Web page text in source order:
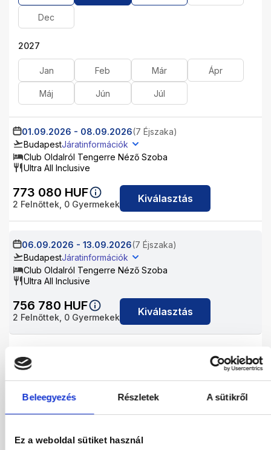
Beleegyezés Részletek A sütikről
Ez a weboldal sütiket használ
Dec
2027
Jan Feb Már Ápr
Máj Jún Júl
01.09.2026 - 08.09.2026(7 Éjszaka)
BudapestJáratinformációk
Club Oldalról Tengerre Néző Szoba
Ultra All Inclusive
773 080 HUF
2 Felnőttek, 0 Gyermekek Kiválasztás
06.09.2026 - 13.09.2026(7 Éjszaka)
BudapestJáratinformációk
Club Oldalról Tengerre Néző Szoba
Ultra All Inclusive
756 780 HUF
2 Felnőttek, 0 Gyermekek Kiválasztás
06.09.2026
Budapest
Club Oldalról Tengerre Néző Szoba
Ultra All Inclusive
975 438HUF